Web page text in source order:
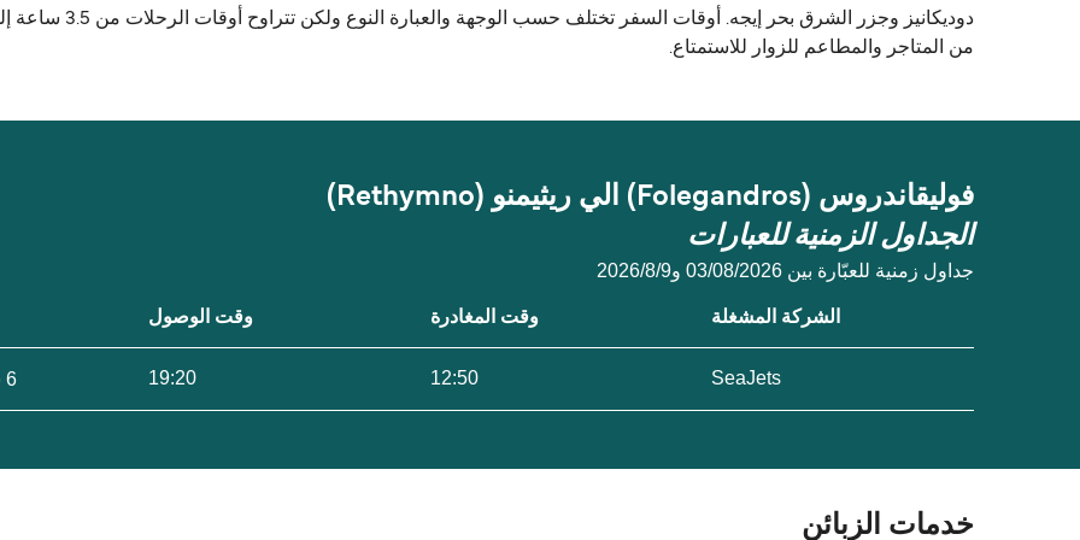
من المتاجر والمطاعم للزوار للاستمتاع.
فوليقاندروس (Folegandros) الي ريثيمنو (Rethymno)
الجداول الزمنية للعبارات
جداول زمنية للعبّارة بين 03/08/2026 و9‏/8‏/2026
الشركة المشغلة وقت المغادرة وقت الوصول
SeaJets
12:50
19:20 6 ساعات 30 دقيقة
خدمات الزبائن